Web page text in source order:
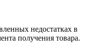
недостатках в
получения товара.